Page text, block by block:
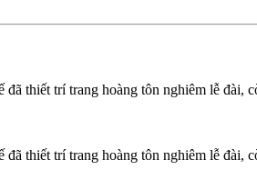
thiết trí trang hoàng tôn nghiêm lễ đài,
thiết trí trang hoàng tôn nghiêm lễ đài,